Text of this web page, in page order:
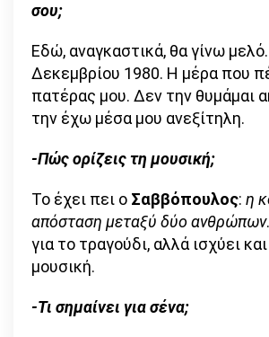
σου;
Εδώ, αναγκαστικά, θα γίνω
Δεκεμβρίου 1980. Η μέρα που
πατέρας μου. Δεν την θυμάμαι
την έχω μέσα μου ανεξίτηλη.
-Πώς ορίζεις τη μουσική;
Το έχει πει ο Σαββόπουλος: η
απόσταση μεταξύ δύο ανθρώπων
για το τραγούδι, αλλά ισχύει
μουσική.
-Τι σημαίνει για σένα;